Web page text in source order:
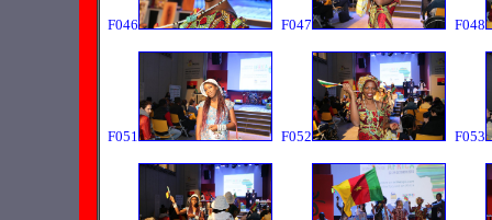
F046 F047 F048
F051 F052 F053